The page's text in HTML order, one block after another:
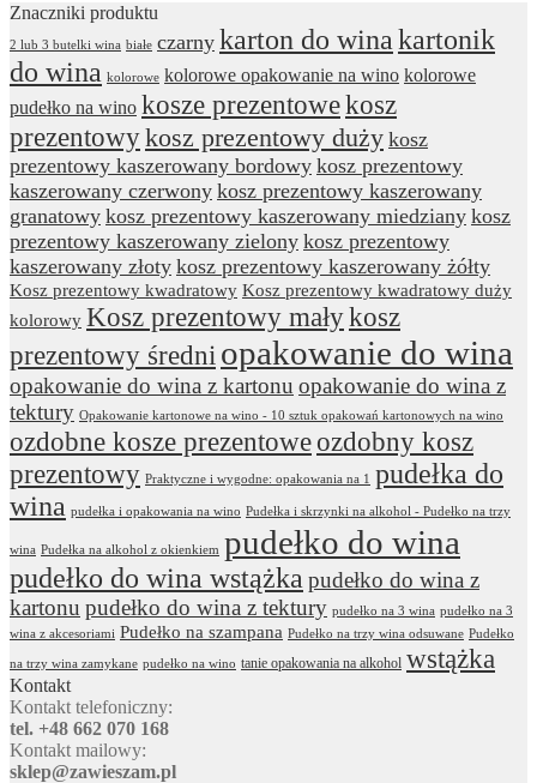
Znaczniki produktu
2 lub 3 butelki wina białe czarny karton do wina kartonik
do wina kolorowe kolorowe opakowanie na wino kolorowe
pudełko na wino kosze prezentowekosz
prezentowykosz prezentowy duży kosz
prezentowy kaszerowany bordowy kosz prezentowy
kaszerowany czerwony kosz prezentowy kaszerowany
granatowy kosz prezentowy kaszerowany miedziany kosz
prezentowy kaszerowany zielony kosz prezentowy
kaszerowany złoty kosz prezentowy kaszerowany żółty
Kosz prezentowy kwadratowy Kosz prezentowy kwadratowy duży
kolorowy Kosz prezentowy małykosz
prezentowy średni opakowanie do wina
opakowanie do wina z kartonu opakowanie do wina z
tektury Opakowanie kartonowe na wino - 10 sztuk opakowań kartonowych na wino
ozdobne kosze prezentoweozdobny kosz
prezentowy Praktyczne i wygodne: opakowania na 1
pudełka do
wina pudełka i opakowania na wino Pudełka i skrzynki na alkohol - Pudełko na trzy
wina Pudełka na alkohol z okienkiem pudełko do wina
pudełko do wina wstążka pudełko do wina z
kartonu pudełko do wina z tektury pudełko na 3 wina pudełko na 3
wina z akcesoriami Pudełko na szampana Pudełko na trzy wina odsuwane Pudełko
na trzy wina zamykane pudełko na wino tanie opakowania na alkohol wstążka
Kontakt
Kontakt telefoniczny:
tel. +48 662 070 168
Kontakt mailowy:
sklep@zawieszam.pl